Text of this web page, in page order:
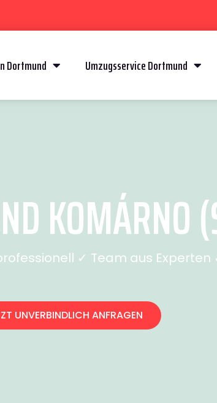
Dortmund Umzugsservice Dortmund
KOMÁRNO
✓ Team aus
UNVERBINDLICH ANFRAGEN